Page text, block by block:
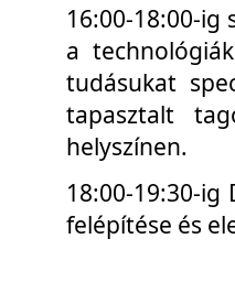
16:00-18:00-
a
tudásukat
tapasztalt
helyszínen.
18:00-19:30-
felépítése és